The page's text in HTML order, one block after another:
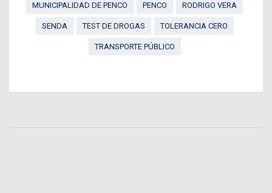
MUNICIPALIDAD DE PENCO PENCO RODRIGO VERA
SENDA TEST DE DROGAS TOLERANCIA CERO
TRANSPORTE PÚBLICO